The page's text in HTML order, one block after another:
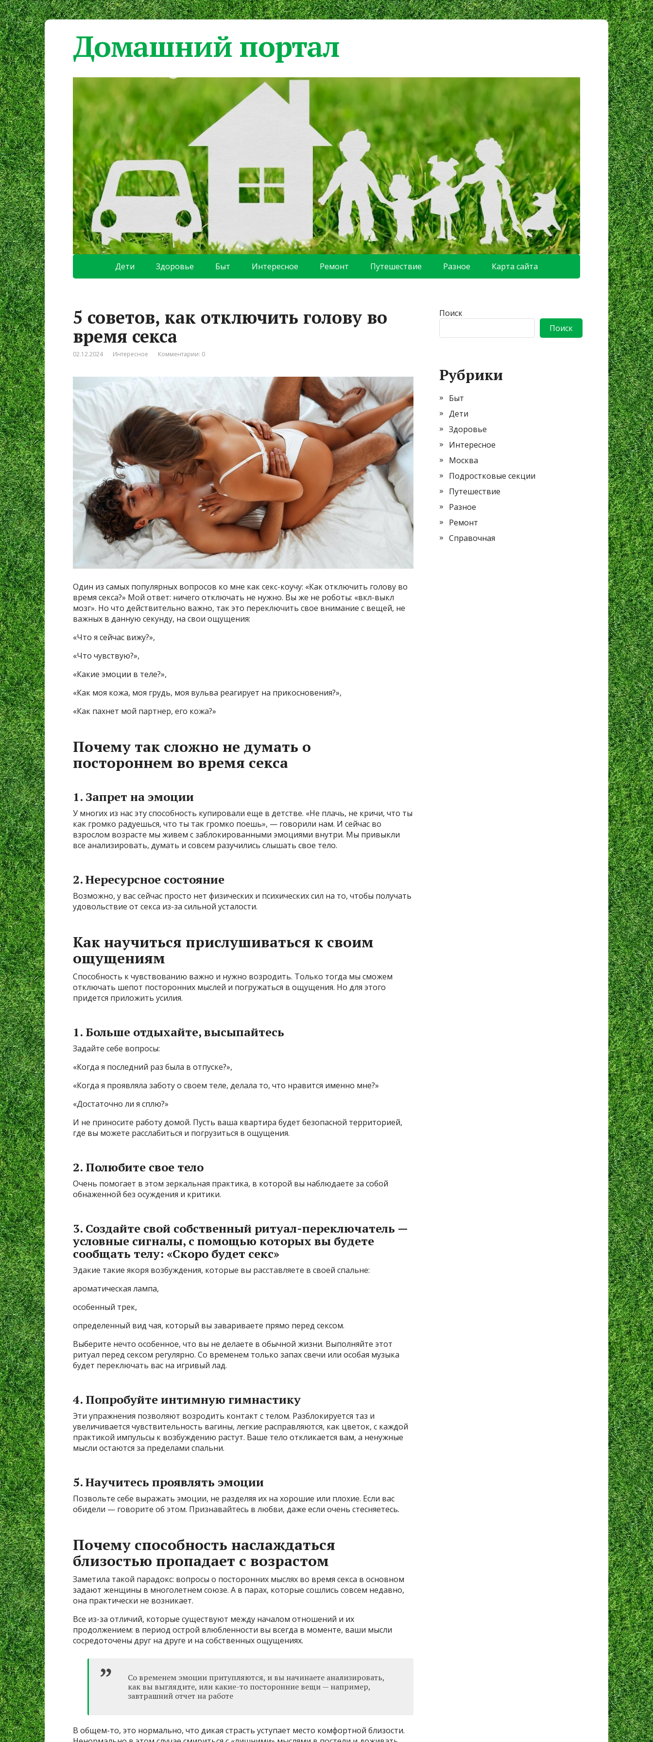
Домашний портал
Дети Здоровье Быт Интересное Ремонт Путешествие Разное Карта сайта
5 советов, как отключить голову во
время секса
02.12.2024 Интересное Комментарии: 0
Один из самых популярных вопросов ко мне как секс-коучу: «Как отключить голову во
время секса?» Мой ответ: ничего отключать не нужно. Вы же не роботы: «вкл-выкл
мозг». Но что действительно важно, так это переключить свое внимание с вещей, не
важных в данную секунду, на свои ощущения:
«Что я сейчас вижу?»,
«Что чувствую?»,
«Какие эмоции в теле?»,
«Как моя кожа, моя грудь, моя вульва реагирует на прикосновения?»,
«Как пахнет мой партнер, его кожа?»
Почему так сложно не думать о
постороннем во время секса
1. Запрет на эмоции
У многих из нас эту способность купировали еще в детстве. «Не плачь, не кричи, что ты
как громко радуешься, что ты так громко поешь», — говорили нам. И сейчас во
взрослом возрасте мы живем с заблокированными эмоциями внутри. Мы привыкли
все анализировать, думать и совсем разучились слышать свое тело.
2. Нересурсное состояние
Возможно, у вас сейчас просто нет физических и психических сил на то, чтобы получать
удовольствие от секса из-за сильной усталости.
Как научиться прислушиваться к своим
ощущениям
Способность к чувствованию важно и нужно возродить. Только тогда мы сможем
отключать шепот посторонних мыслей и погружаться в ощущения. Но для этого
придется приложить усилия.
1. Больше отдыхайте, высыпайтесь
Задайте себе вопросы:
«Когда я последний раз была в отпуске?»,
«Когда я проявляла заботу о своем теле, делала то, что нравится именно мне?»
«Достаточно ли я сплю?»
И не приносите работу домой. Пусть ваша квартира будет безопасной территорией,
где вы можете расслабиться и погрузиться в ощущения.
2. Полюбите свое тело
Очень помогает в этом зеркальная практика, в которой вы наблюдаете за собой
обнаженной без осуждения и критики.
3. Создайте свой собственный ритуал-переключатель —
условные сигналы, с помощью которых вы будете
сообщать телу: «Скоро будет секс»
Эдакие такие якоря возбуждения, которые вы расставляете в своей спальне:
ароматическая лампа,
особенный трек,
определенный вид чая, который вы завариваете прямо перед сексом.
Выберите нечто особенное, что вы не делаете в обычной жизни. Выполняйте этот
ритуал перед сексом регулярно. Со временем только запах свечи или особая музыка
будет переключать вас на игривый лад.
4. Попробуйте интимную гимнастику
Эти упражнения позволяют возродить контакт с телом. Разблокируется таз и
увеличивается чувствительность вагины, легкие расправляются, как цветок, с каждой
практикой импульсы к возбуждению растут. Ваше тело откликается вам, а ненужные
мысли остаются за пределами спальни.
5. Научитесь проявлять эмоции
Позвольте себе выражать эмоции, не разделяя их на хорошие или плохие. Если вас
обидели — говорите об этом. Признавайтесь в любви, даже если очень стесняетесь.
Почему способность наслаждаться
близостью пропадает с возрастом
Заметила такой парадокс: вопросы о посторонних мыслях во время секса в основном
задают женщины в многолетнем союзе. А в парах, которые сошлись совсем недавно,
она практически не возникает.
Все из-за отличий, которые существуют между началом отношений и их
продолжением: в период острой влюбленности вы всегда в моменте, ваши мысли
сосредоточены друг на друге и на собственных ощущениях.
Со временем эмоции притупляются, и вы начинаете анализировать,
как вы выглядите, или какие-то посторонние вещи — например,
завтрашний отчет на работе
В общем-то, это нормально, что дикая страсть уступает место комфортной близости.
Поиск
Поиск
Рубрики
Быт
Дети
Здоровье
Интересное
Москва
Подростковые секции
Путешествие
Разное
Ремонт
Справочная